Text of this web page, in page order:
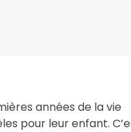
années de la vie
pour leur enfant.